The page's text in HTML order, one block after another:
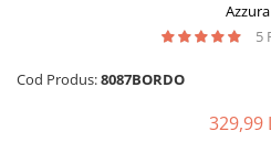
Genți Bordo
Azzura
5
Cod Produs:8087BORDO
329,99